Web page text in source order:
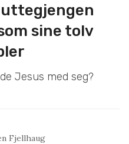
sine tolv
Jesus med seg?
Fjellhaug